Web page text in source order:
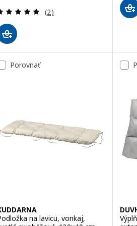
Prehľad: 5 z 5 hviezdy.
(2)
Porovnať
na lavicu, vonkaj,